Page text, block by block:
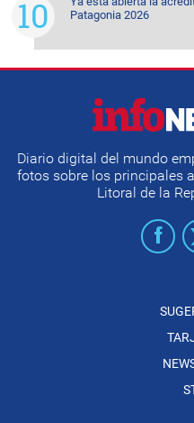
Patagonia 2026
Diario digital del mundo
fotos sobre los principales
Litoral de la